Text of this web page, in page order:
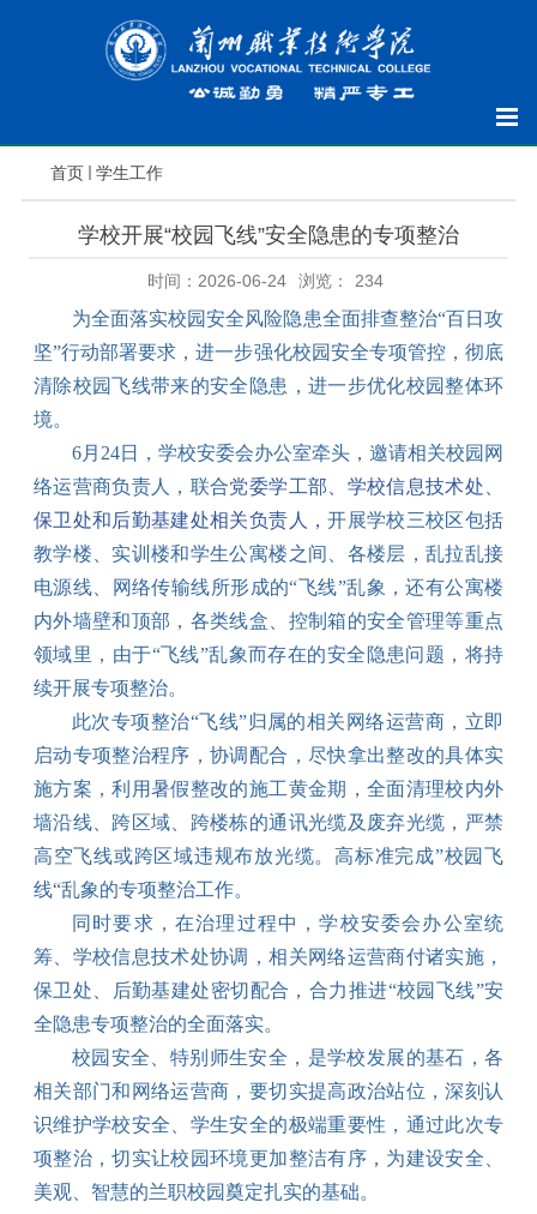
首页 学生工作
学校开展“校园飞线”安全隐患的专项整治
时间：2026-06-24 浏览： 234
为全面落实校园安全风险隐患全面排查整治“百日攻
坚”行动部署要求，进一步强化校园安全专项管控 ，彻底
清除校园飞线带来的安全隐患， 进一步优化校园整体环
境。
6月 24日， 学校安委会办公室牵头，邀请相关校园网
络运营商负责人
，联合党委学工部、学校信息技术处、
保卫处和后勤基建处相关负责人，开展学校三校区包括
教学楼、实训楼和学生公寓楼之间、各楼层，乱拉乱接
电源线、网络传输线所形成的“飞线”乱象，还有公寓楼
内外墙壁和顶部，各类线盒、控制箱的安全管理等重点
领域里 ， 由于“飞线”乱象而存在的安全隐患问题 ， 将持
续开展专项整治。
此次专项整治“飞线”归属的相关网络运营商， 立即
启动专项整治程序 ，协调配合，尽快拿出整改的具体实
施方案 ，利用暑假整改的施工黄金期，全面清理校内外
墙沿线、跨区域、跨楼栋的通讯光缆及废弃光缆，严禁
高空飞线或跨区域违规布放光缆。高标准完成”校园飞
线“乱象的专项整治工作。
同时要求， 在治理过程中，学校安委会办公室统
筹、学校信息技术处协调，相关网络运营商付诸实施，
保卫处、后勤基建处密切配合，合力推进“校园飞线”安
全隐患专项整治的全面落实。
校园安全、特别师生安全，是学校发展的基石，各
相关部门和网络运营商，要切实提高政治站位，深刻认
识维护学校安全、学生安全的极端重要性，通过此次专
项整治，切实让校园环境更加整洁有序，为建设安全、
美观、智慧的兰职校园奠定扎实的基础。